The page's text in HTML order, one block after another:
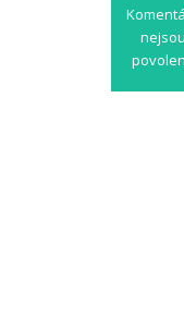
nejsou